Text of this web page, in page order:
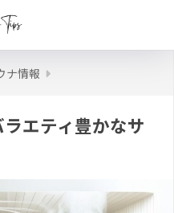
ナ情報
エティ豊かなサ